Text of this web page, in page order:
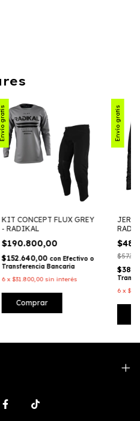
Envío gratis
KIT CONCEPT FLUX GREY
- RADIKAL
$190.800,00
$152.640,00 con Efectivo o
Transferencia Bancaria
6 x$31.800,00 sin interés
Comprar
Envío gratis
6 x